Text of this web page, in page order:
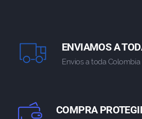
ENVIAMOS A
Envios a toda Colombia
COMPRA